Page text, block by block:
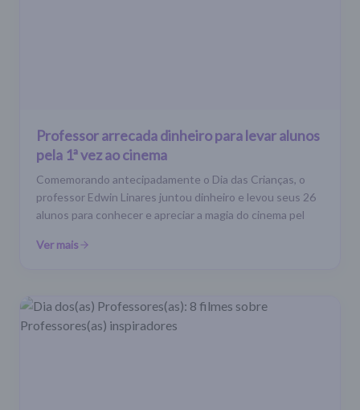
Professor arrecada dinheiro para levar alunos
pela 1ª vez ao cinema
Comemorando antecipadamente o Dia das Crianças, o
professor Edwin Linares juntou dinheiro e levou seus 26
alunos para conhecer e apreciar a magia do cinema pel
Ver mais